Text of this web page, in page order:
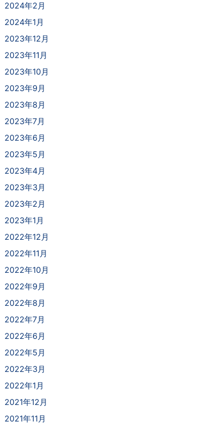
2024年2月
2024年1月
2023年12月
2023年11月
2023年10月
2023年9月
2023年8月
2023年7月
2023年6月
2023年5月
2023年4月
2023年3月
2023年2月
2023年1月
2022年12月
2022年11月
2022年10月
2022年9月
2022年8月
2022年7月
2022年6月
2022年5月
2022年3月
2022年1月
2021年12月
2021年11月